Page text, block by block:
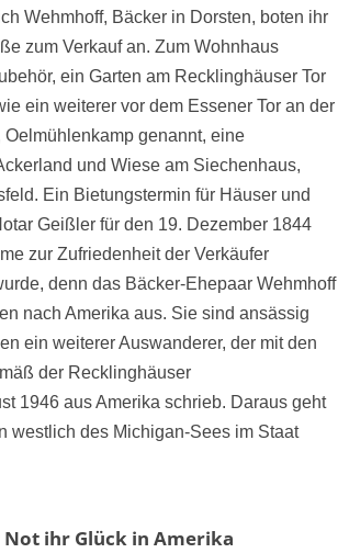
Wehmhoff, Bäcker in Dorsten, boten ihr
zum Verkauf an. Zum Wohnhaus
ein Garten am Recklinghäuser Tor
ein weiterer vor dem Essener Tor an der
genannt, eine
und Wiese am Siechenhaus,
Ein Bietungstermin für Häuser und
Geißler für den 19. Dezember 1844
zur Zufriedenheit der Verkäufer
denn das Bäcker-Ehepaar Wehmhoff
nach Amerika aus. Sie sind ansässig
ein weiterer Auswanderer, der mit den
der Recklinghäuser
1946 aus Amerika schrieb. Daraus geht
westlich des Michigan-Sees im Staat
ihr Glück in Amerika